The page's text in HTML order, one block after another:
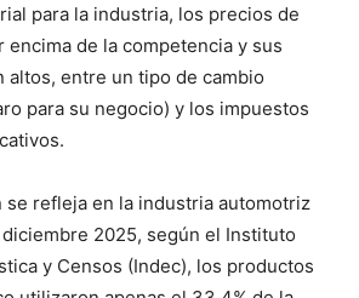
para la industria, los precios de
encima de la competencia y sus
altos, entre un tipo de cambio
para su negocio) y los impuestos
se refleja en la industria automotriz
2025, según el Instituto
y Censos (Indec), los productos